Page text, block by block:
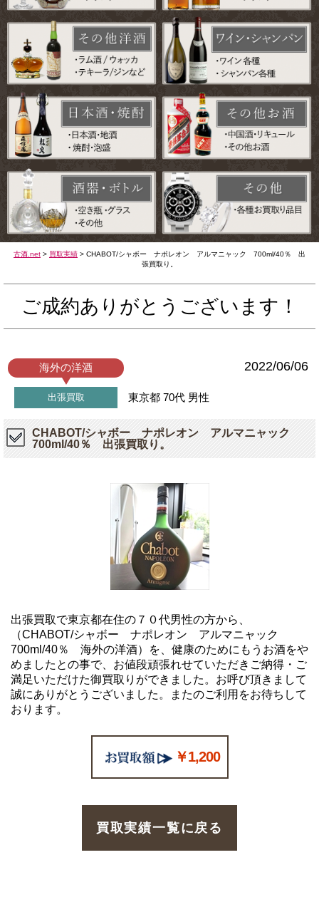
古酒.net > 買取実績 > CHABOT/シャボー ナポレオン アルマニャック 700ml/40％ 出
張買取り。
ご成約ありがとうございます！
海外の洋酒 2022/06/06
出張買取 東京都 70代 男性
CHABOT/シャボー ナポレオン アルマニャック
700ml/40％ 出張買取り。
出張買取で東京都在住の７０代男性の方から、
（CHABOT/シャボー ナポレオン アルマニャック
700ml/40％ 海外の洋酒）を、健康のためにもうお酒をや
めましたとの事で、お値段頑張れせていただきご納得・ご
満足いただけた御買取りができました。お呼び頂きまして
誠にありがとうございました。またのご利用をお待ちして
おります。
￥1,200
買取実績一覧に戻る